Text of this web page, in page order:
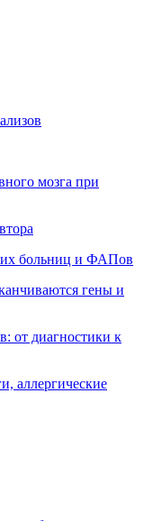
мозга при
больниц и ФАПов
гены и
от диагностики к
аллергические